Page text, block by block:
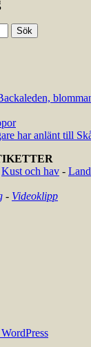
har anlänt till
Kust och hav -
- Videoklipp